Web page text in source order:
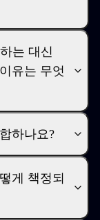
는 대신
유는 무엇
하나요?
게 책정되